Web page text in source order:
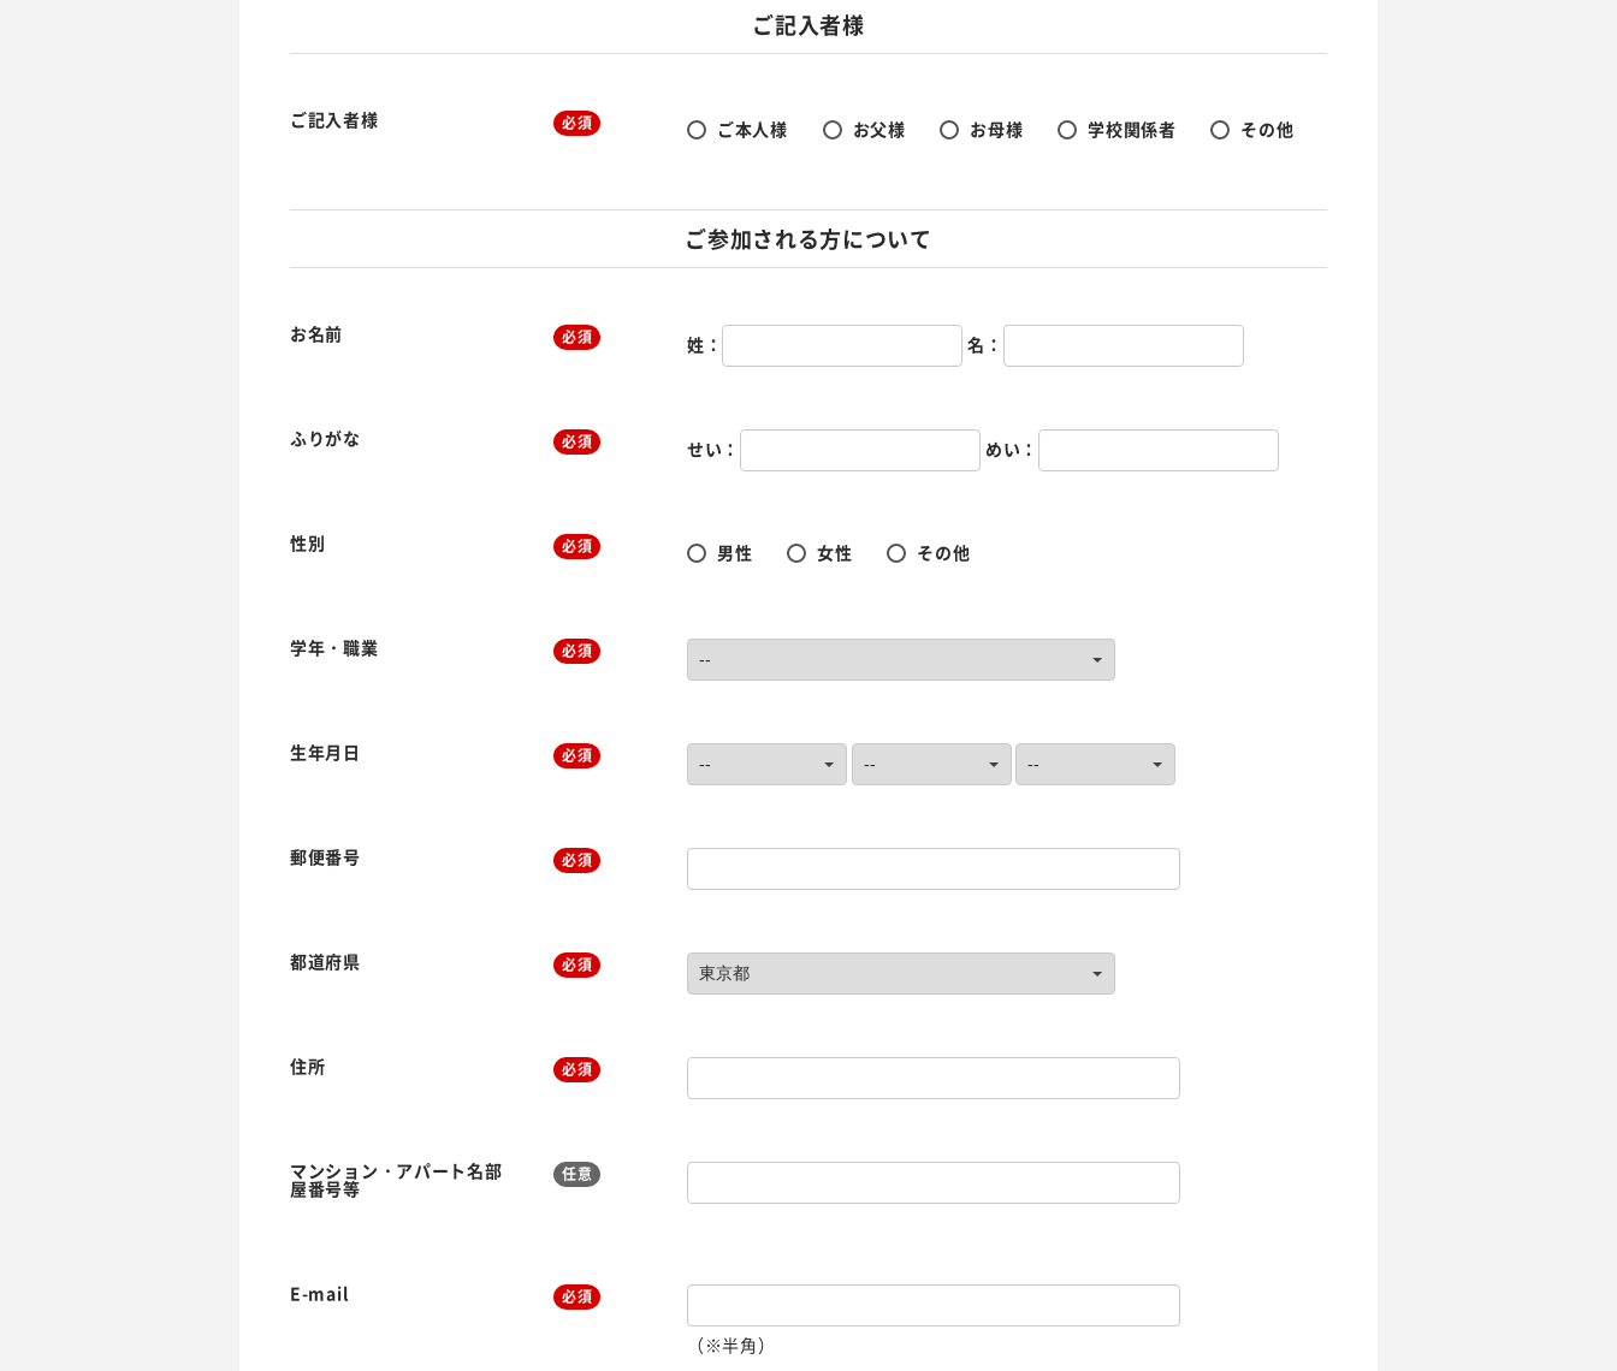
ご記入者様
ご記入者様 必須 ご本人様 お父様 お母様 学校関係者 その他
ご参加される方について
お名前 必須 姓： 名：
ふりがな 必須 せい： めい：
性別 必須 男性 女性 その他
学年・職業 必須
生年月日 必須
郵便番号 必須
都道府県 必須
住所 必須
マンション・アパート名部
屋番号等
任意
E-mail 必須
（※半角）